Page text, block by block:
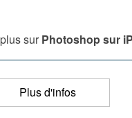
sur Photoshop sur
Plus d'infos